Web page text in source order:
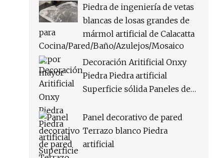
al por mayor
Piedra de ingeniería de vetas
blancas de losas grandes de
mármol artificial de Calacatta
Decoración Aritificial Onxy
Piedra Piedra artificial
Superficie sólida Paneles de
ligeros
Panel decorativo de pared
Terrazo blanco Piedra
artificial